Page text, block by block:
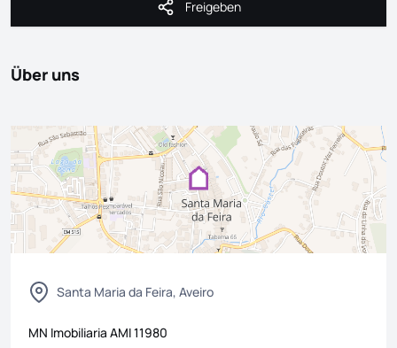
Freigeben
Freigeben
Über uns
Santa Maria da Feira, Aveiro
MN Imobiliaria AMI11980